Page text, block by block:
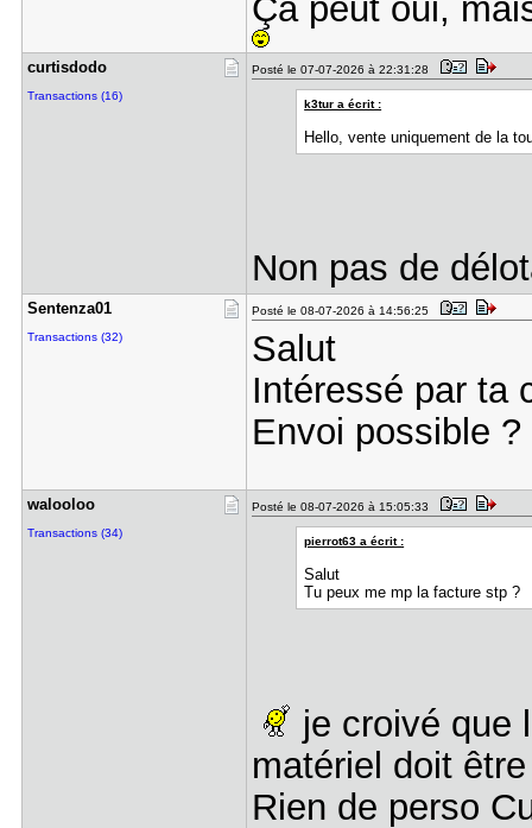
Ça peut oui,
curtisdodo
Transactions (16)
Posté le 07-07-2026 à 22:31:28
k3tur a écrit :
Hello, vente uniquement de la
Non pas de
Sentenza01
Transactions (32)
Posté le 08-07-2026 à 14:56:25
Salut
Intéressé par ta
Envoi possible
walooloo
Transactions (34)
Posté le 08-07-2026 à 15:05:33
pierrot63 a écrit :
Salut
Tu peux me mp la facture stp ?
je croivé
matériel doit
Rien de perso